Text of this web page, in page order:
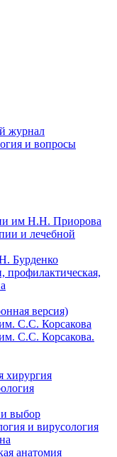
журнал
и вопросы
им Н.Н. Приорова
и лечебной
Бурденко
профилактическая,
версия)
С.С. Корсакова
С.С. Корсакова.
хирургия
выбор
и вирусология
анатомия